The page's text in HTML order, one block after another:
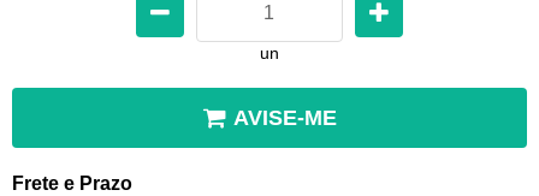
un
AVISE-ME
Frete e Prazo